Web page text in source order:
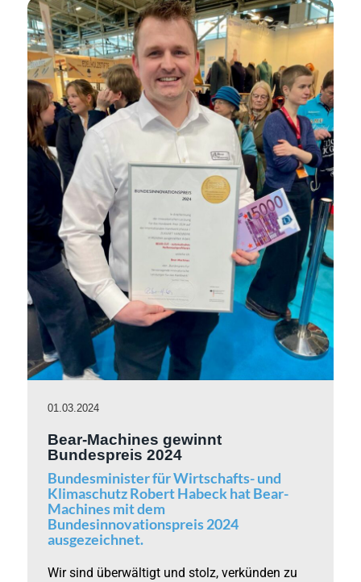
01.03.2024
Bear-Machines gewinnt
Bundespreis 2024
Bundesminister für Wirtschafts- und
Klimaschutz Robert Habeck hat Bear-
Machines mit dem
Bundesinnovationspreis 2024
ausgezeichnet.
Wir sind überwältigt und stolz, verkünden zu